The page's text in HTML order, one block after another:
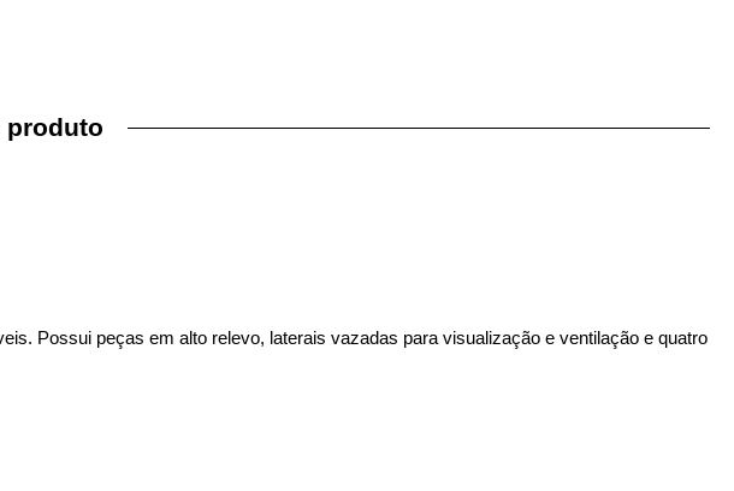
produto
Possui peças em alto relevo, laterais vazadas para visualização e ventilação e quatro